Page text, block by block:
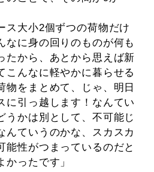
ス大小2個ずつの荷物だけ
なに身の回りのものが何も
たから、あとから思えば新
こんなに軽やかに暮らせる
物をまとめて、じゃ、明日
に引っ越します！なんてい
うかは別として、不可能じ
んていうのかな、スカスカ
能性がつまっているのだと
ったです」